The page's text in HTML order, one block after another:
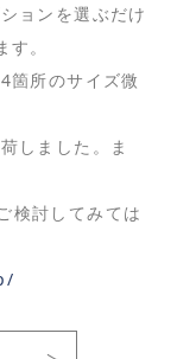
ョンを選ぶだけ
。
箇所のサイズ微
しました。ま
検討してみては